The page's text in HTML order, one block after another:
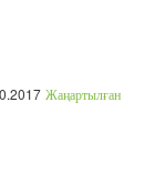
Жаңартылған